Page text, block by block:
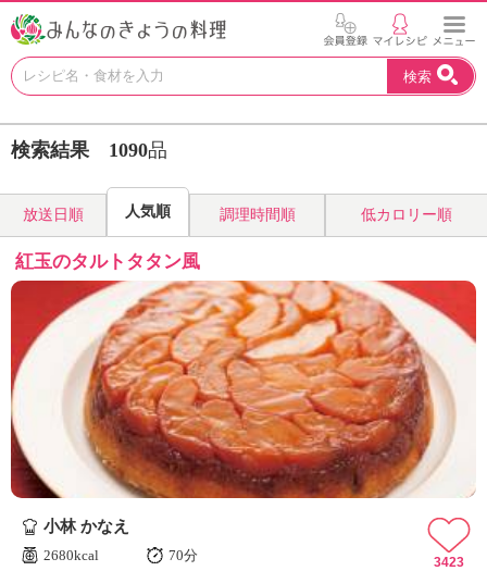
お
い
ピ
を
見
け
よ
う
。
N
H
K
エ
デ
ュ
検索
検索結果 1090品
放送日順 人気順 調理時間順 低カロリー順
紅玉のタルトタタン風
小林 かなえ
2680kcal
70分
3423